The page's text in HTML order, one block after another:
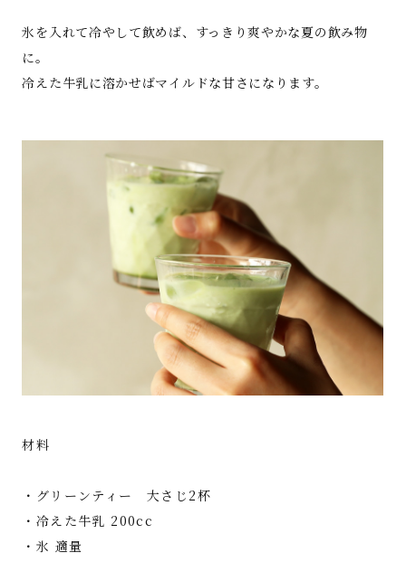
氷を入れて冷やして飲めば、すっきり爽やかな夏の飲み物
に。
冷えた牛乳に溶かせばマイルドな甘さになります。
材料
・グリーンティー 大さじ2杯
・冷えた牛乳 200cc
・氷 適量